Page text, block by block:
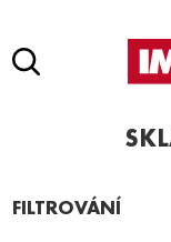
Pro vyhledávání
FILTROVÁNÍ